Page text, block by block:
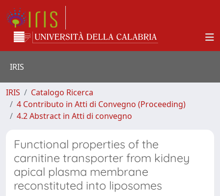
IRIS
IRIS
Catalogo Ricerca
4 Contributo in Atti di Convegno (Proceeding)
4.2 Abstract in Atti di convegno
Functional properties of the
carnitine transporter from kidney
apical plasma membrane
reconstituted into liposomes